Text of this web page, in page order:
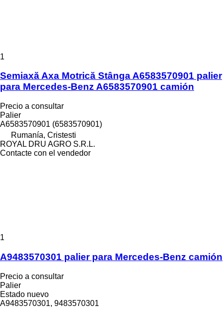
1
Semiaxă Axa Motrică Stânga A6583570901 palier
para Mercedes-Benz A6583570901 camión
Precio a consultar
Palier
A6583570901 (6583570901)
Rumanía, Cristesti
ROYAL DRU AGRO S.R.L.
Contacte con el vendedor
1
A9483570301 palier para Mercedes-Benz camión
Precio a consultar
Palier
Estado nuevo
A9483570301, 9483570301